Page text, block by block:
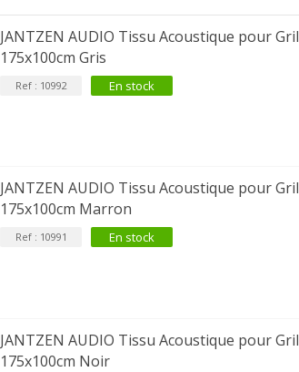
JANTZEN AUDIO Tissu Acoustique pour
175x100cm Gris
Ref : 10992 En stock
JANTZEN AUDIO Tissu Acoustique pour
175x100cm Marron
Ref : 10991 En stock
JANTZEN AUDIO Tissu Acoustique pour
175x100cm Noir